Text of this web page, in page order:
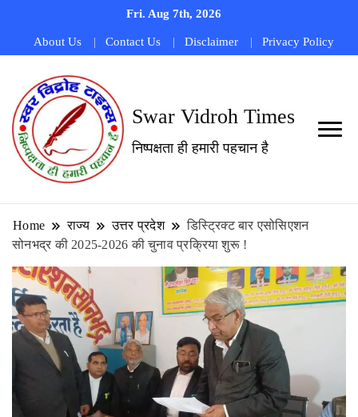
Fri. Aug 7th, 2026
About Us Contact Us Disclaimer Privacy Policy
Swar Vidroh Times
निष्पक्षता ही हमारी पहचान है
Home राज्य उत्तर प्रदेश
डिस्ट्रिक्ट बार एसोसिएशन
सोनभद्र की 2025-2026 की चुनाव प्रक्रिया शुरू !